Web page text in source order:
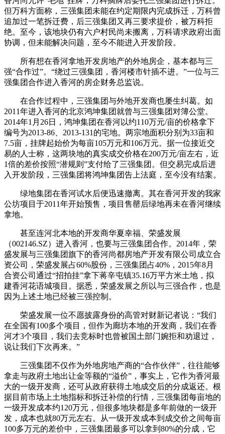
但万科方面称，三强集团未能在约定期限内完成拆迁，万科曾
追加过一笔拆迁费，后三强集团又再三要求提价，被万科拒
绝。至今，该地块仍有六户村民尚未搬离，万科请求政府出面
协调，但未能解决问题，至今不能进入开发阶段。
所有想在香河拿地开发房地产的外地房企，基本都与三
强“合作过”。“绕过三强集团，香河楼市针插不进。”一位与三
强集团合作进入香河的房企财务总监说。
在合作过程中，三强集团与外地开发商也屡生纠葛。如
2011年进入香河的北京鸿坤集团就曾与三强集团对簿公堂。
2014年1月26日，鸿坤集团在香河以约110万元/亩的价格拿下
编号为2013-86、2013-131的宅地。两宗地面积分别为33亩和
7.5亩，挂牌起始价为每亩105万元和106万元。据一位接近交
易的人士称，这两块地的真实成交价格在200万元/亩左右，近
1倍的差价按照“潜规则”支付给了三强集团。但交易完成后进
入开发阶段，三强集团将鸿坤集团告上法庭，至今没有结案。
绿地集团在香河试水后便迅速撤离。其在香河开发的我家
公坊项目于2011年开始预售，项目售罄后绿地再未在香河继续
拿地。
甚至连河北本地的开发商华夏幸福、荣盛发展
（002146.SZ）进入香河，也要与三强集团合作。2014年，荣
盛发展与三强集团旗下的香河尚都房地产开发有限公司成立合
资公司，荣盛发展占60%股份，三强集团占40%，2015年8月
合资公司通过“招拍挂”拿下蒋辛屯镇35.16万平方米土地，拟
建香河花语城项目。据悉，荣盛发展之所以与三强合作，也是
因为上述土地已经被三强控制。
荣盛发展一位不愿披露身份的高管对财新记者说：“我们
在全国有100多个项目，但作为廊坊本地的开发商，我们在香
河才3个项目，我们去竞标时也曾被国土部门婉拒和劝退过，
说让我们下次再来。”
三强集团不仅作为外地房地产商的“合作伙伴”，往往能够
拿走与政府土地出让金等额的“溢价”，事实上，它作为香河最
大的一级开发商，还可从政府获得土地成交后的分成返还。根
据目前市场上土地指标和拆迁补偿的行情，三强集团每亩地的
一级开发成本约120万元，但很多地块都是多年前做的一级开
发，成本也就80万元左右。从一级开发成本到成交价之间每亩
100多万元的差价中，三强集团最多可以拿到80%的分成，它